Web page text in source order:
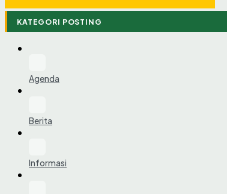
KATEGORI POSTING
Agenda
Berita
Informasi